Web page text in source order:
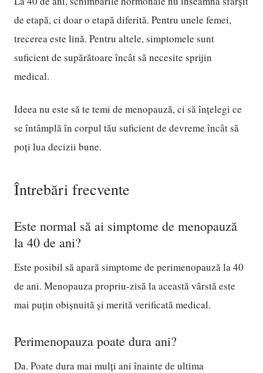
de etapă, ci doar o etapă diferită. Pentru unele femei,
trecerea este lină. Pentru altele, simptomele sunt
suficient de supărătoare încât să necesite sprijin
medical.
Ideea nu este să te temi de menopauză, ci să înțelegi ce
se întâmplă în corpul tău suficient de devreme încât să
poți lua decizii bune.
Întrebări frecvente
Este normal să ai simptome de menopauză
la 40 de ani?
Este posibil să apară simptome de perimenopauză la 40
de ani. Menopauza propriu-zisă la această vârstă este
mai puțin obișnuită și merită verificată medical.
Perimenopauza poate dura ani?
Da. Poate dura mai mulți ani înainte de ultima